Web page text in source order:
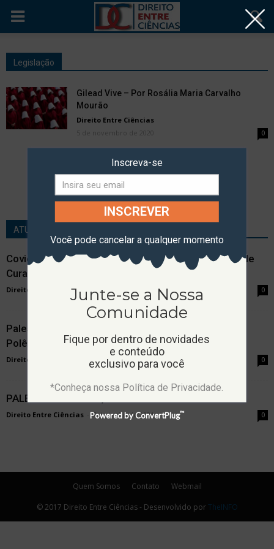
Legislação
Gilead Vive – Por Rosália Maria Carvalho
Mourão
Direito Entre Ciências
5 de novembro de 2020
0
- Publicidade -
ATUALIDADES
Covid-19 E Medidas De Restrição Fiscal: Austeridade
Cura? Austeridade Mata? – Por Willlame Parente...
Direito Entre Ciências 6 de junho de 2020 0
Palestra: O Processo Administrativo Fiscal: Pontos
Polêmicos e Relevantes
Direito Entre Ciências 2 de agosto de 2021 0
PALESTRA: DIREITO, ECONOMIA E EFICIÊNCIA
Direito Entre Ciências 7 de junho de 2021 0
Quem Somos Contato
Webmail
© 2017 Direito Entre Ciências - Desenvolvido porTheINFO
Inscreva-se
INSCREVER
Você pode cancelar a qualquer momento
Junte-se a Nossa
Comunidade
Fique por dentro de novidades
e conteúdo
exclusivo para você
*Conheça nossa Política de Privacidade.
Powered by ConvertPlug™